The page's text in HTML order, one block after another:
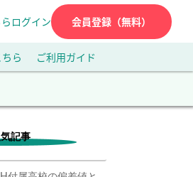
ログイン 会員登録（無料）
ら ご利用ガイド
記事